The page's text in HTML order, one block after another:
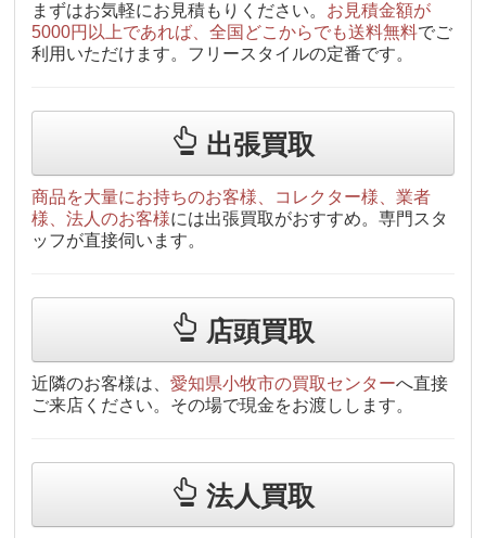
まずはお気軽にお見積もりください。 お見積金額が
5000円以上であれば、全国どこからでも送料無料でご
利用いただけます。フリースタイルの定番です。
出張買取
商品を大量にお持ちのお客様、コレクター様、業者
様、法人のお客様には出張買取がおすすめ。専門スタ
ッフが直接伺います。
店頭買取
近隣のお客様は、愛知県小牧市の買取センターへ直接
ご来店ください。その場で現金をお渡しします。
法人買取